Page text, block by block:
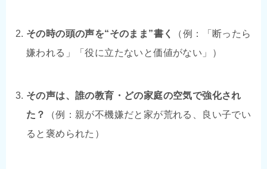
その時の頭の声を“そのまま”書く
（例：「断ったら
嫌われる」「役に立たないと価値がない」）
その声は、誰の教育・どの家庭の空気で強化され
た？
（例：親が不機嫌だと家が荒れる、良い子でい
ると褒められた）